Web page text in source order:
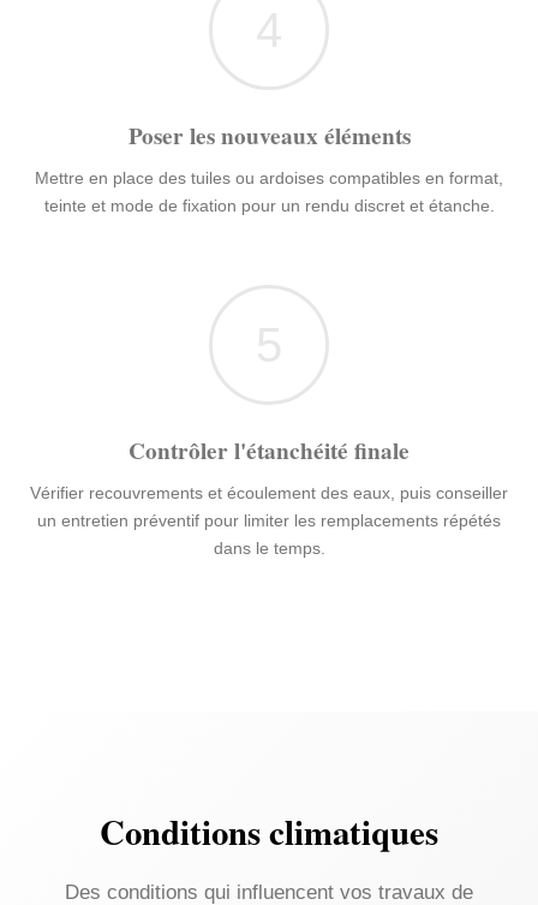
4
Poser les nouveaux éléments
Mettre en place des tuiles ou ardoises compatibles en format,
teinte et mode de fixation pour un rendu discret et étanche.
5
Contrôler l'étanchéité finale
Vérifier recouvrements et écoulement des eaux, puis conseiller
un entretien préventif pour limiter les remplacements répétés
dans le temps.
Conditions climatiques
Des conditions qui influencent vos travaux de